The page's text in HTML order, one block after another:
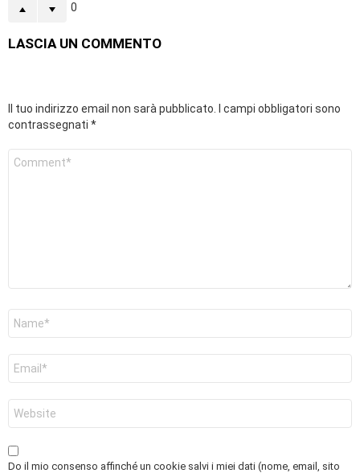
0
LASCIA UN COMMENTO
Il tuo indirizzo email non sarà pubblicato.
I campi obbligatori sono
contrassegnati *
web
Do il mio consenso affinché un cookie salvi i miei dati (nome, email, sito